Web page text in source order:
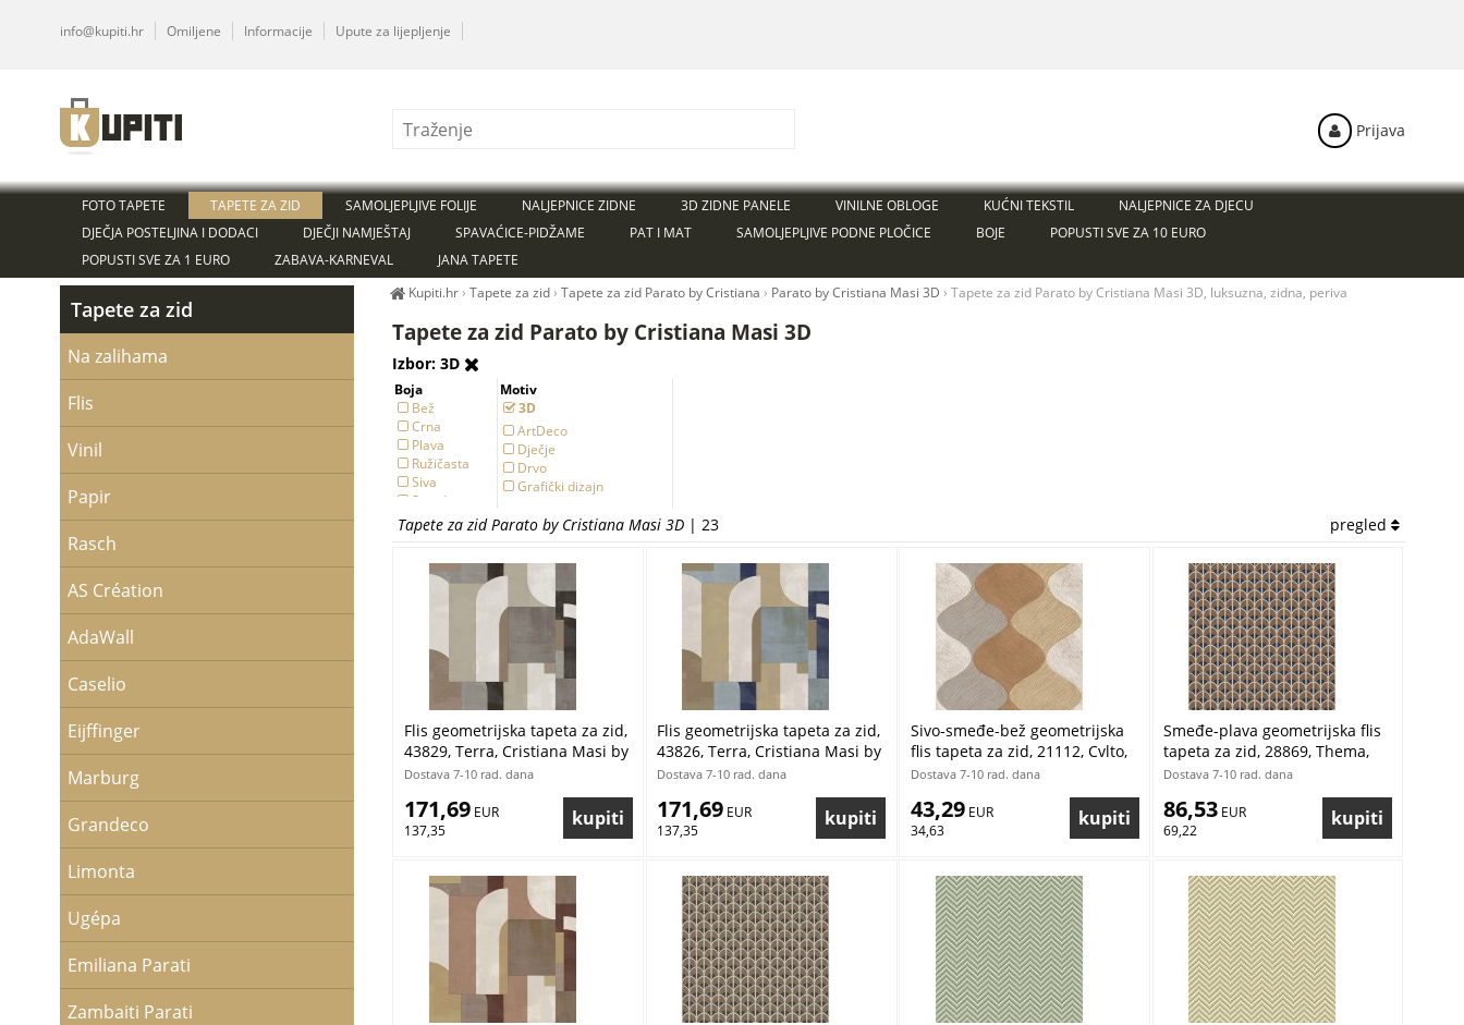
Tapete za zid Parato by Cristiana Masi 3D
Izbor: 3D
Boja
Bež
Crna
Plava
Ružičasta
Siva
Smeđa
Zelena
Žuta
Motiv
3D
ArtDeco
Dječje
Drvo
Grafički dizajn
Luksuzne
Priroda
Pruge a linije
Tapete za zid Parato by Cristiana Masi 3D | 23 pregled
Flis geometrijska tapeta za zid,
43829, Terra, Cristiana Masi by
Parato | Ljepilo Gratis
Dostava 7-10 rad. dana
171,69 EUR
137,35
Flis geometrijska tapeta za zid,
43826, Terra, Cristiana Masi by
Parato | Ljepilo Gratis
Dostava 7-10 rad. dana
171,69 EUR
137,35
Sivo-smeđe-bež geometrijska
flis tapeta za zid, 21112, Cvlto,
Cristiana Masi by Parato |
Dostava 7-10 rad. dana
43,29 EUR
34,63
Smeđe-plava geometrijska flis
tapeta za zid, 28869, Thema,
Cristiana Masi by Parato |
Dostava 7-10 rad. dana
86,53 EUR
69,22
Tapete za zid
Na zalihama
Flis
Vinil
Papir
Rasch
AS Création
AdaWall
Caselio
Eijffinger
Marburg
Grandeco
Limonta
Ugépa
Emiliana Parati
Zambaiti Parati
FOTO TAPETE TAPETE ZA ZID SAMOLJEPLJIVE FOLIJE NALJEPNICE ZIDNE 3D ZIDNE PANELE VINILNE OBLOGE KUĆNI TEKSTIL
NALJEPNICE ZA DJECU
DJEČJA POSTELJINA I DODACI
DJEČJI NAMJEŠTAJ SPAVAĆICE-PIDŽAME PAT I MAT SAMOLJEPLJIVE PODNE PLOČICE BOJE
POPUSTI SVE ZA 10 EURO
POPUSTI SVE ZA 1 EURO
ZABAVA-KARNEVAL JANA TAPETE
Kupiti.hr›Tapete za zid ›Tapete za zid Parato by Cristiana › Parato by Cristiana Masi 3D ›Tapete za zid Parato by Cristiana Masi 3D, luksuzna, zidna, periva
info@kupiti.hr Omiljene Informacije Upute za lijepljenje
Prijava